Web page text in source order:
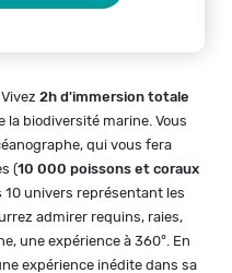
2h d'immersion totale
la biodiversité marine. Vous
qui vous fera
(10 000 poissons et coraux
10 univers représentant les
admirer requins, raies,
une expérience à 360°. En
expérience inédite dans sa